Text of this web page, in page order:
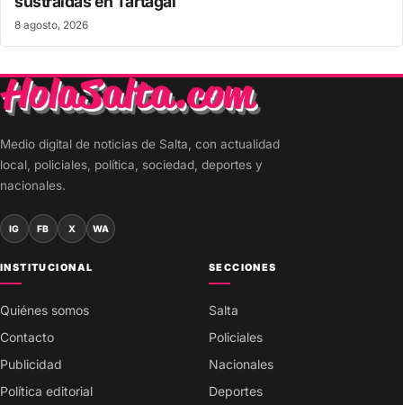
8 agosto, 2026
Medio digital de noticias de Salta, con actualidad
local, policiales, política, sociedad, deportes y
nacionales.
IG FB X WA
INSTITUCIONAL
Quiénes somos
Contacto
Publicidad
Política editorial
SECCIONES
Salta
Policiales
Nacionales
Deportes